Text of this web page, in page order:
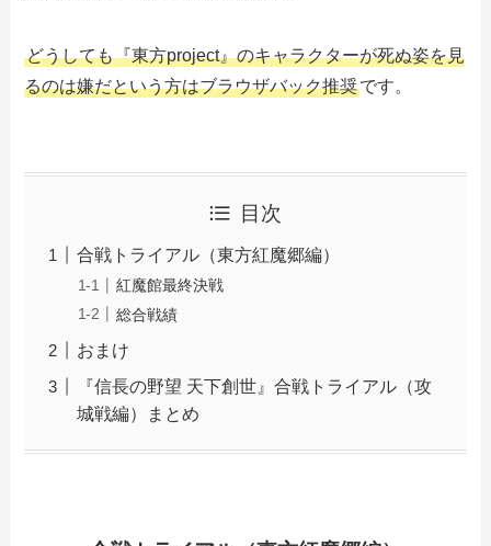
どうしても『東方project』のキャラクターが死ぬ姿を見
るのは嫌だという方はブラウザバック推奨です。
目次
合戦トライアル（東方紅魔郷編）
紅魔館最終決戦
総合戦績
おまけ
『信長の野望 天下創世』合戦トライアル（攻
城戦編）まとめ